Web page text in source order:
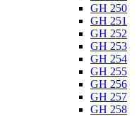
GH 250
GH 251
GH 252
GH 253
GH 254
GH 255
GH 256
GH 257
GH 258